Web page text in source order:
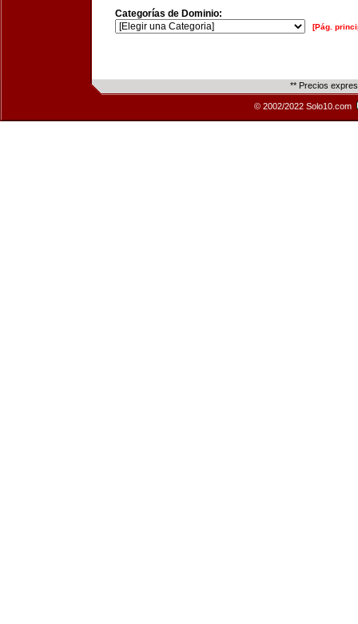
Categorías de Dominio:
[Pág.
** Precios
© 2002/2022 Solo10.com